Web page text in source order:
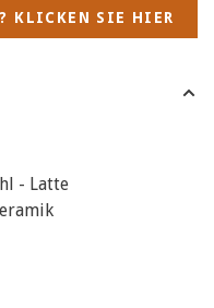
KLICKEN SIE HIER
- Latte